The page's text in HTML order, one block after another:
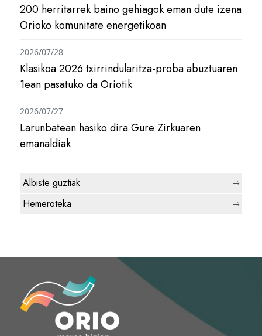
200 herritarrek baino gehiagok eman dute izena
Orioko komunitate energetikoan
Klasikoa 2026 txirrindularitza-proba abuztuaren
1ean pasatuko da Oriotik
2026/07/28
Larunbatean hasiko dira Gure Zirkuaren
emanaldiak
2026/07/27
Albiste guztiak
Hemeroteka